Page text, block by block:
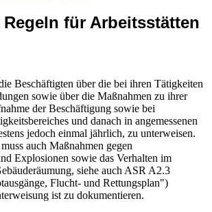
für Arbeitsstätten
Beschäftigten über die bei ihren Tätigkeiten
sowie über die Maßnahmen zu ihrer
der Beschäftigung sowie bei
und danach in angemessenen
jedoch einmal jährlich, zu unterweisen.
auch Maßnahmen gegen
Explosionen sowie das Verhalten im
siehe auch ASR A2.3
Flucht- und Rettungsplan")
ist zu dokumentieren.